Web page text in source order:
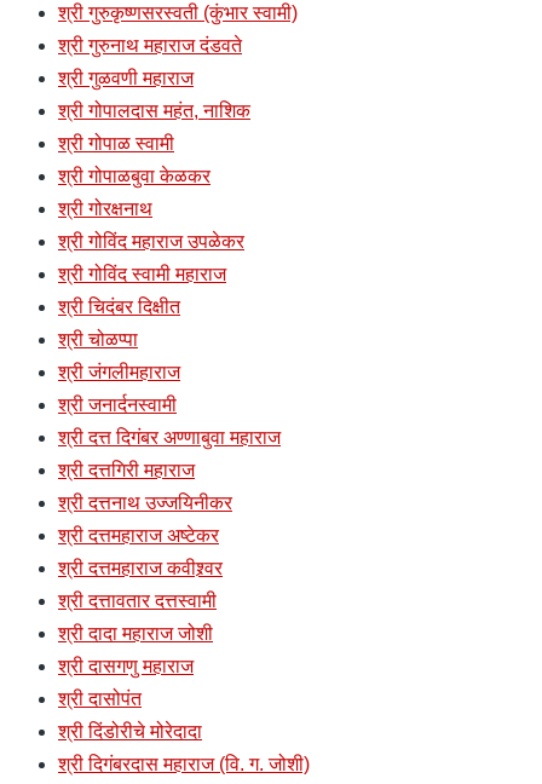
श्री गुरुकृष्णसरस्वती (कुंभार स्वामी)
श्री गुरुनाथ महाराज दंडवते
श्री गुळवणी महाराज
श्री गोपालदास महंत, नाशिक
श्री गोपाळ स्वामी
श्री गोपाळबुवा केळकर
श्री गोरक्षनाथ
श्री गोविंद महाराज उपळेकर
श्री गोविंद स्वामी महाराज
श्री चिदंबर दिक्षीत
श्री चोळप्पा
श्री जंगलीमहाराज
श्री जनार्दनस्वामी
श्री दत्त दिगंबर अण्णाबुवा महाराज
श्री दत्तगिरी महाराज
श्री दत्तनाथ उज्जयिनीकर
श्री दत्तमहाराज अष्टेकर
श्री दत्तमहाराज कवीश्र्वर
श्री दत्तावतार दत्तस्वामी
श्री दादा महाराज जोशी
श्री दासगणु महाराज
श्री दासोपंत
श्री दिंडोरीचे मोरेदादा
श्री दिगंबरदास महाराज (वि. ग. जोशी)